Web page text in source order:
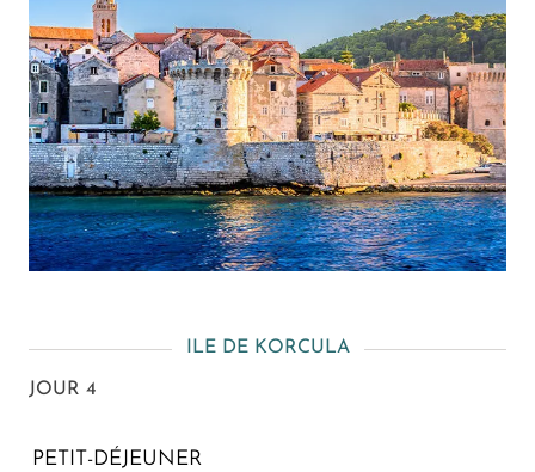
ILE DE KORCULA
JOUR 4
PETIT-DÉJEUNER